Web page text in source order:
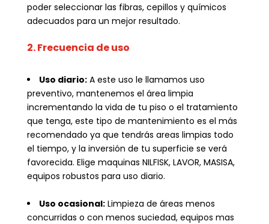
poder seleccionar las fibras, cepillos y químicos
adecuados para un mejor resultado.
2. Frecuencia de uso
Uso diario:A este uso le llamamos uso
preventivo, mantenemos el área limpia
incrementando la vida de tu piso o el tratamiento
que tenga, este tipo de mantenimiento es el más
recomendado ya que tendrás areas limpias todo
el tiempo, y la inversión de tu superficie se verá
favorecida. Elige maquinas NILFISK, LAVOR, MASISA,
equipos robustos para uso diario.
Uso ocasional:Limpieza de áreas menos
concurridas o con menos suciedad, equipos mas